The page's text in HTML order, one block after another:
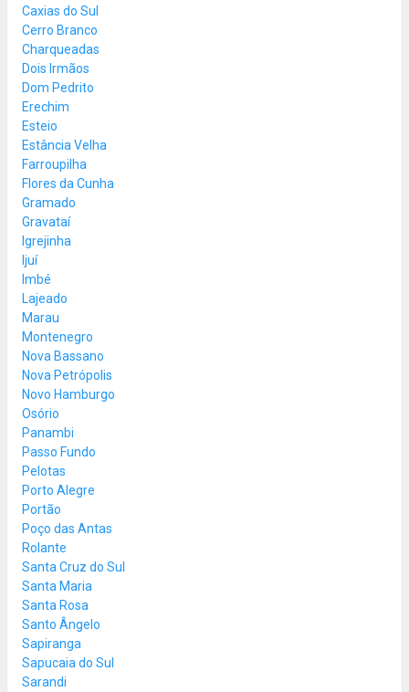
Caxias do Sul
Cerro Branco
Charqueadas
Dois Irmãos
Dom Pedrito
Erechim
Esteio
Estância Velha
Farroupilha
Flores da Cunha
Gramado
Gravataí
Igrejinha
Ijuí
Imbé
Lajeado
Marau
Montenegro
Nova Bassano
Nova Petrópolis
Novo Hamburgo
Osório
Panambi
Passo Fundo
Pelotas
Porto Alegre
Portão
Poço das Antas
Rolante
Santa Cruz do Sul
Santa Maria
Santa Rosa
Santo Ângelo
Sapiranga
Sapucaia do Sul
Sarandi